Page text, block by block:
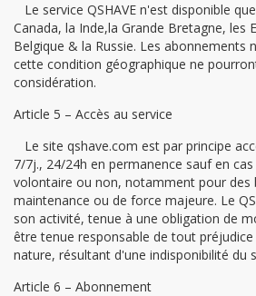
Le service QSHAVE n'est disponible
Canada, la Inde,la Grande Bretagne, les
Belgique & la Russie. Les abonnements
cette condition géographique ne
considération.
Article 5 – Accès au service
Le site qshave.com est par principe
7/7j., 24/24h en permanence sauf en
volontaire ou non, notamment pour des
maintenance ou de force majeure. Le
son activité, tenue à une obligation de
être tenue responsable de tout
nature, résultant d'une indisponibilité du
Article 6 – Abonnement